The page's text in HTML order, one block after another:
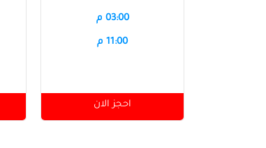
03:00 م
11:00 م
احجز الان